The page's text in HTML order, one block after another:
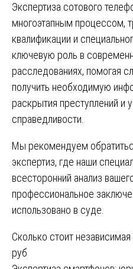
Экспертиза сотового
многоэтапным процессом,
квалификации и
ключевую роль в
расследованиях, помогая
получить необходимую
раскрытия преступлений и
справедливости.
Мы рекомендуем
экспертиз, где наши
всесторонний анализ
профессиональное
использовано в суде.
Навигация
по
Сколько стоит
руб